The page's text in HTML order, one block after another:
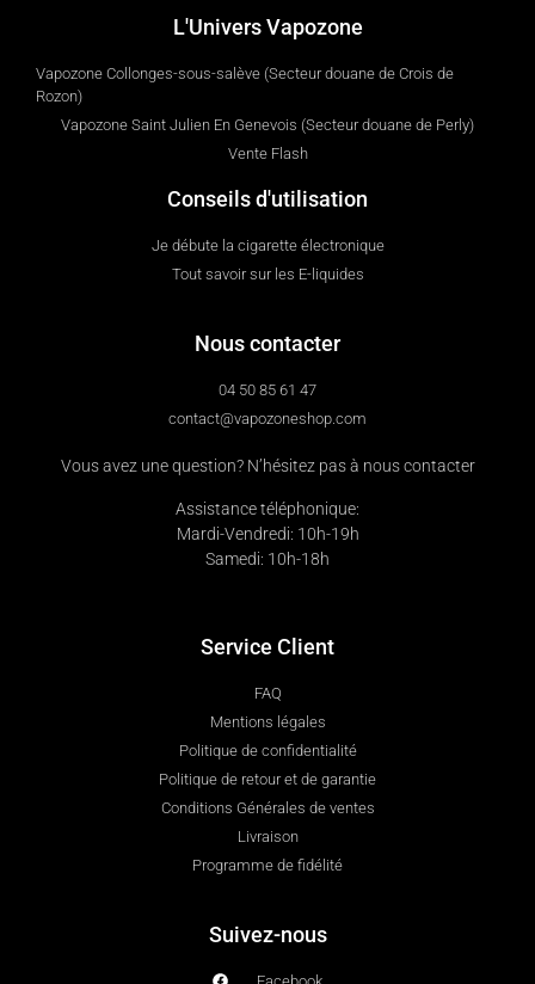
L'Univers Vapozone
Vapozone Collonges-sous-salève (Secteur douane de Crois de
Rozon)
Vapozone Saint Julien En Genevois (Secteur douane de Perly)
Vente Flash
Conseils d'utilisation
Je débute la cigarette électronique
Tout savoir sur les E-liquides
Nous contacter
04 50 85 61 47
contact@vapozoneshop.com
Vous avez une question? N’hésitez pas à nous contacter
Assistance téléphonique:
Mardi-Vendredi: 10h-19h
Samedi: 10h-18h
Service Client
FAQ
Mentions légales
Politique de confidentialité
Politique de retour et de garantie
Conditions Générales de ventes
Livraison
Programme de fidélité
Suivez-nous